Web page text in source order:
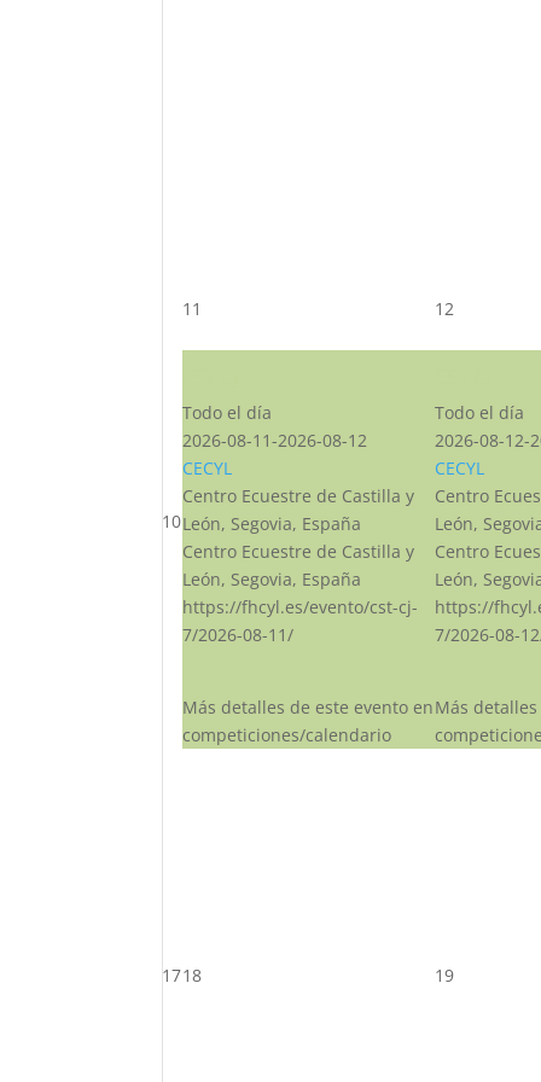
10
11
Todo el día
2026-08-11-2026-08-12
CECYL
Centro Ecuestre de Castilla y
León, Segovia, España
Centro Ecuestre de Castilla y
León, Segovia, España
https://fhcyl.es/evento/cst-cj-
7/2026-08-11/
Más detalles de este evento en
competiciones/calendario
12
Todo el día
2026-08-12-
CECYL
Centro
León,
Centro
León,
https://
7/2026-08-
Más
1718 19